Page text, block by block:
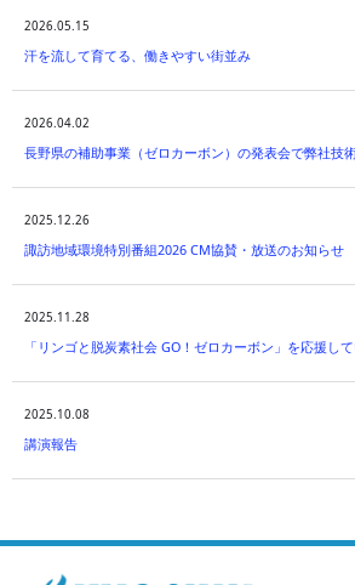
2026.05.15
汗を流して育てる、働きやすい街並み
2026.04.02
長野県の補助事業（ゼロカーボン）の発表会で弊社技
2025.12.26
諏訪地域環境特別番組2026 CM協賛・放送のお知らせ
2025.11.28
「リンゴと脱炭素社会 GO！ゼロカーボン」を応援して
2025.10.08
講演報告